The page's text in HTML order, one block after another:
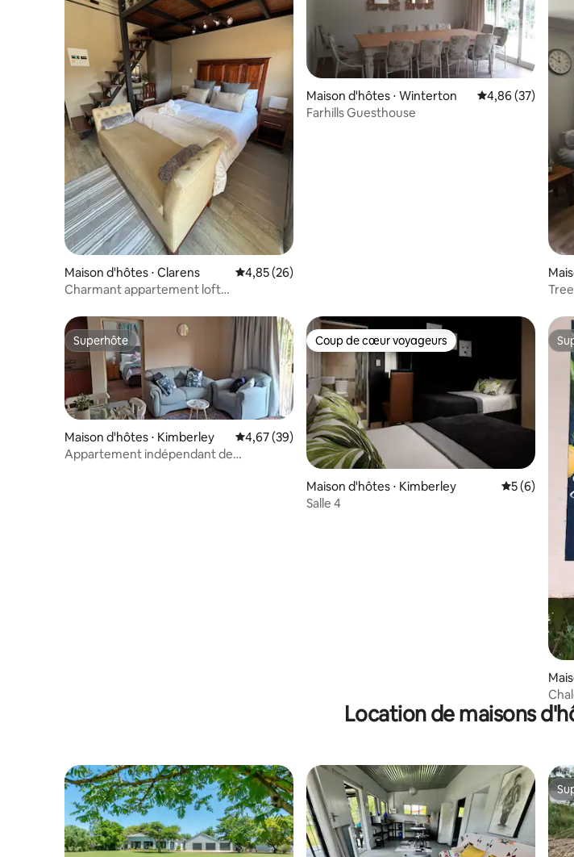
Maison d'hôtes ⋅ Clarens Évaluation moyenne sur la base de 26 commentaires : 4,85
4,85 (26)
Charmant appartement loft
Maison d'hôtes ⋅ Winterton Évaluation
4,86 (37)
Farhills Guesthouse
Superhôte
Superhôte
Maison d'hôtes ⋅ Kimberley Évaluation moyenne sur la base de 39 commentaires : 4,67
4,67 (39)
Appartement indépendant de
Coup de cœur voyageurs
Coup de cœur voyageurs
Maison d'hôtes ⋅ Kimberley Évaluation
5 (6)
Salle 4
une
Location de maisons